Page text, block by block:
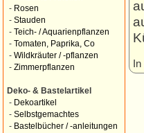
- Rosen
- Stauden
- Teich- / Aquarienpflanzen
- Tomaten, Paprika, Co
- Wildkräuter / -pflanzen
- Zimmerpflanzen
Deko- & Bastelartikel
- Dekoartikel
- Selbstgemachtes
- Bastelbücher / -anleitungen
In